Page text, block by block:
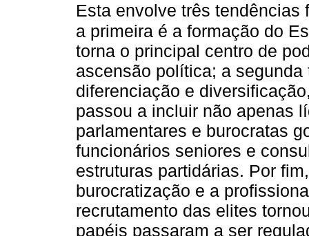
Esta envolve três tendências
a primeira é a formação do
torna o principal centro de
ascensão política; a
diferenciação e
passou a incluir não apenas
parlamentares e burocratas
funcionários seniores e
estruturas partidárias. Por
burocratização e a
recrutamento das elites
papéis passaram a ser